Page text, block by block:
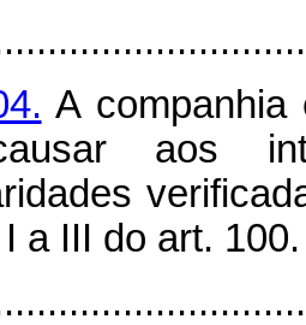
A companhia
aos
a III do art. 100.